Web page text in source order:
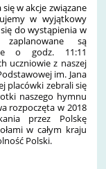
się w akcje związane
w wyjątkowy
do wystąpienia w
są
o godz. 11:11
uczniowie z naszej
im. Jana
placówki zebrali się
naszego hymnu
rozpoczęta w 2018
przez Polskę
w całym kraju
Polski.